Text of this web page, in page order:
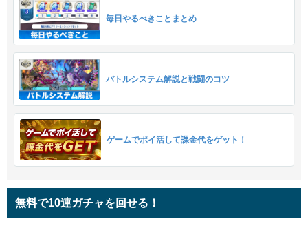
毎日やるべきことまとめ
バトルシステム解説と戦闘のコツ
ゲームでポイ活して課金代をゲット！
無料で10連ガチャを回せる！